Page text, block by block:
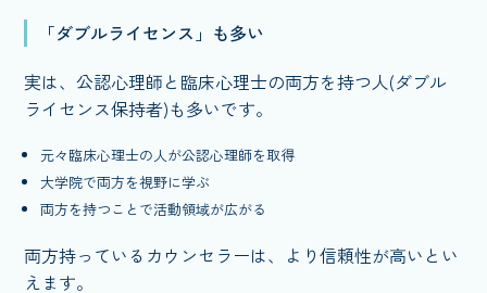
「ダブルライセンス」も多い
実は、公認心理師と臨床心理士の両方を持つ人(ダブル
ライセンス保持者)も多いです。
元々臨床心理士の人が公認心理師を取得
大学院で両方を視野に学ぶ
両方を持つことで活動領域が広がる
両方持っているカウンセラーは、より信頼性が高いとい
えます。